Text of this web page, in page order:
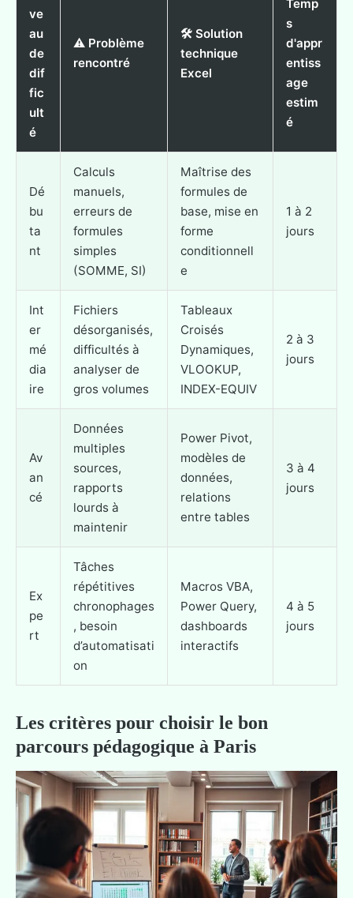
ve
au
de
dif
fic
ult
é
⚠️ Problème
rencontré
🛠️ Solution
technique
Excel
Temp
s
d'appr
entiss
age
estim
é
Dé
bu
ta
nt
Calculs
manuels,
erreurs de
formules
simples
(SOMME, SI)
Maîtrise des
formules de
base, mise en
forme
conditionnell
e
1 à 2
jours
Int
er
mé
dia
ire
Fichiers
désorganisés,
difficultés à
analyser de
gros volumes
Tableaux
Croisés
Dynamiques,
VLOOKUP,
INDEX-EQUIV
2 à 3
jours
Av
an
cé
Données
multiples
sources,
rapports
lourds à
maintenir
Power Pivot,
modèles de
données,
relations
entre tables
3 à 4
jours
Ex
pe
rt
Tâches
répétitives
chronophages
, besoin
d’automatisati
on
Macros VBA,
Power Query,
dashboards
interactifs
4 à 5
jours
Les critères pour choisir le bon
parcours pédagogique à Paris